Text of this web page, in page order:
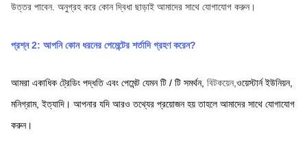
উত্তর পাবেন. অনুগ্রহ করে কোন দ্বিধা ছাড়াই আমাদের সাথে যোগাযোগ করুন।
প্রশ্ন 2: আপনি কোন ধরনের পেমেন্টের শর্তাদি গ্রহণ করেন?
আমরা একাধিক ট্রেডিং পদ্ধতি এবং পেমেন্ট যেমন টি / টি সমর্থন, বিটকয়েন,ওয়েস্টার্ন ইউনিয়ন,
মনিগ্রাম, ইত্যাদি। আপনার যদি আরও তথ্যের প্রয়োজন হয় তাহলে আমাদের সাথে যোগাযোগ
করুন।